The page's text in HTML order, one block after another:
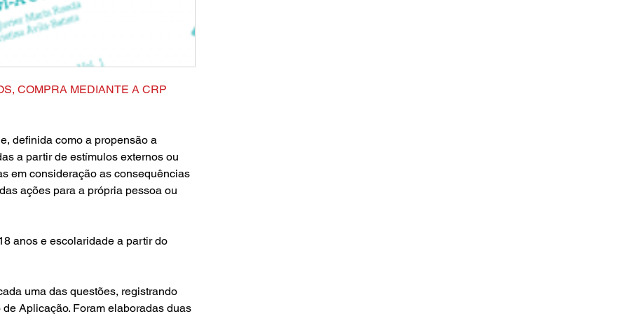
COMPRA MEDIANTE A CRP
definida como a propensão a
a partir de estímulos externos ou
em consideração as consequências
ações para a própria pessoa ou
anos e escolaridade a partir do
uma das questões, registrando
Aplicação. Foram elaboradas duas